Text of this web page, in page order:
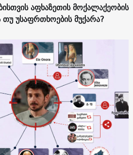
აფხაზეთის მოქალაქეობის
უსაფრთხოების მუქარა?